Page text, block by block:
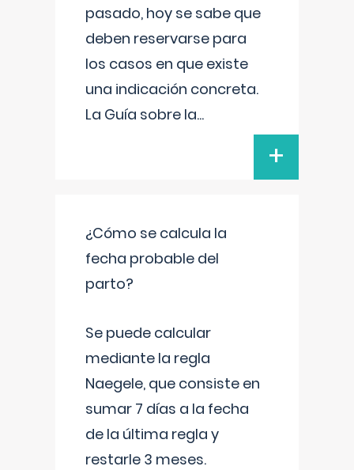
pasado, hoy se sabe que
deben reservarse para
los casos en que existe
una indicación concreta.
La Guía sobre la...
+
¿Cómo se calcula la
fecha probable del
parto?
Se puede calcular
mediante la regla
Naegele, que consiste en
sumar 7 días a la fecha
de la última regla y
restarle 3 meses.